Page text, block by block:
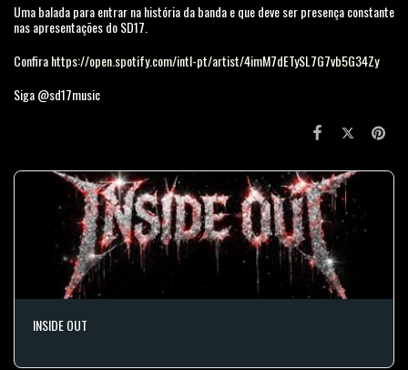
Uma balada para entrar na história da banda e que deve ser presença constante
nas apresentações do SD17.
Confirahttps://open.spotify.com/intl-pt/artist/4imM7dETySL7G7vb5G34Zy
Siga @sd17music
INSIDE OUT